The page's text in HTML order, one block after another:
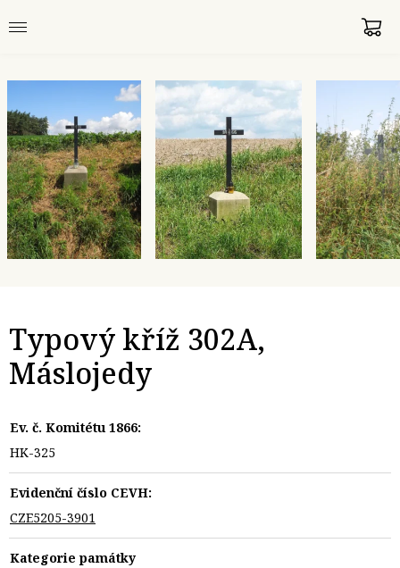
Typový kříž 302A,
Máslojedy
Ev. č. Komitétu 1866:
HK-325
Evidenční číslo CEVH:
CZE5205-3901
Kategorie památky